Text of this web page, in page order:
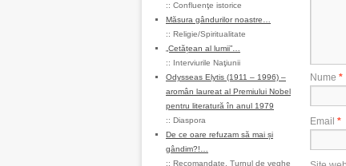
:: Confluenţe istorice
Măsura gândurilor noastre…
:: Religie/Spiritualitate
„Cetățean al lumii”…
:: Interviurile Naţiunii
Odysseas Elytis (1911 – 1996) –
aromân laureat al Premiului Nobel
pentru literatură în anul 1979
:: Diaspora
De ce oare refuzam să mai și
gândim?!…
:: Recomandate Turnul de veghe
Nume *
Email *